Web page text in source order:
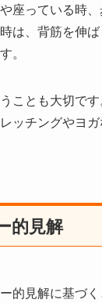
座っている時
は、背筋を伸
。
ことも大切で
ッチングやヨ
的見解
的見解に基づ